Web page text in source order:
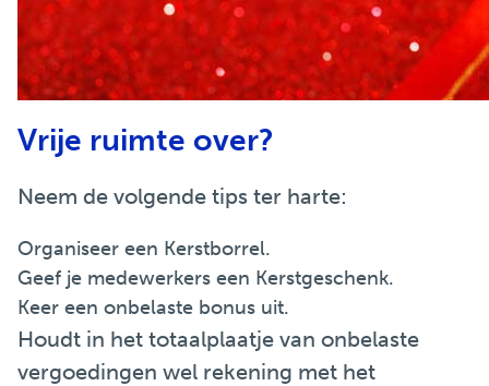
Vrije ruimte over?
Neem de volgende tips ter harte:
Organiseer een Kerstborrel.
Geef je medewerkers een Kerstgeschenk.
Keer een onbelaste bonus uit.
Houdt in het totaalplaatje van onbelaste
vergoedingen wel rekening met het